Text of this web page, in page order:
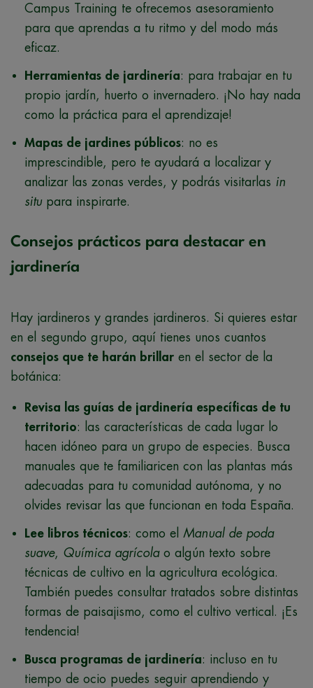
Campus Training te ofrecemos asesoramiento
para que aprendas a tu ritmo y del modo más
eficaz.
Herramientas de jardinería: para trabajar en tu
propio jardín, huerto o invernadero. ¡No hay nada
como la práctica para el aprendizaje!
Mapas de jardines públicos: no es
imprescindible, pero te ayudará a localizar y
analizar las zonas verdes, y podrás visitarlas in
situpara inspirarte.
Consejos prácticos para destacar en
jardinería
Hay jardineros y grandes jardineros. Si quieres estar
en el segundo grupo, aquí tienes unos cuantos
consejos que te harán brillar en el sector de la
botánica:
Revisa las guías de jardinería específicas de tu
territorio: las características de cada lugar lo
hacen idóneo para un grupo de especies. Busca
manuales que te familiaricen con las plantas más
adecuadas para tu comunidad autónoma, y no
olvides revisar las que funcionan en toda España.
Lee libros técnicos: como el Manual de poda
suave, Química agrícola o algún texto sobre
técnicas de cultivo en la agricultura ecológica.
También puedes consultar tratados sobre distintas
formas de paisajismo, como el cultivo vertical. ¡Es
tendencia!
Busca programas de jardinería: incluso en tu
tiempo de ocio puedes seguir aprendiendo y